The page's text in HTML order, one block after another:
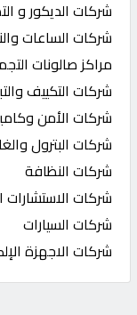
شركات الديكور و
شركات الساعات
مراكز صالونات
شركات التكييف
شركات الأمن
شركات البترول
شركات النظافة
شركات الاستشارات
شركات السيارات
شركات الاجهزة